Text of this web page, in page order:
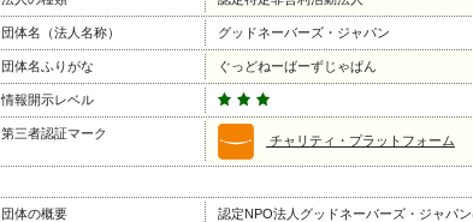
団体名（法人名称） グッドネーバーズ・ジャパン
団体名ふりがな ぐっどねーばーずじゃぱん
情報開示レベル
第三者認証マーク チャリティ・プラットフォーム
団体の概要
認定NPO法人グッドネーバーズ・ジャパ